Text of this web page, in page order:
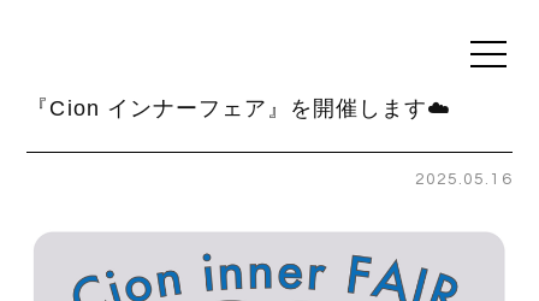
t
e
n
a
『Cion インナーフェア』を開催します☁️
2025.05.16